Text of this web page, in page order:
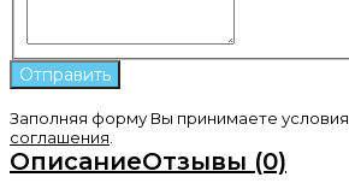
Заполняя форму Вы принимаете условия
соглашения
ОписаниеОтзывы (0)